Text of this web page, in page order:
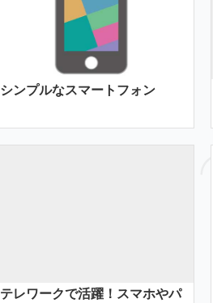
シンプルなスマートフォン
テレワークで活躍！スマホやパ